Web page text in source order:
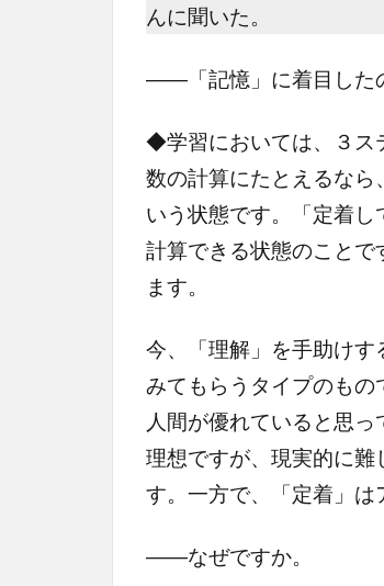
んに聞いた。
――「記憶」に着目した
◆学習においては、３ス
数の計算にたとえるなら
いう状態です。「定着し
計算できる状態のこと
ます。
今、「理解」を手助け
みてもらうタイプのもの
人間が優れていると思
理想ですが、現実的に難
す。一方で、「定着」は
――なぜですか。